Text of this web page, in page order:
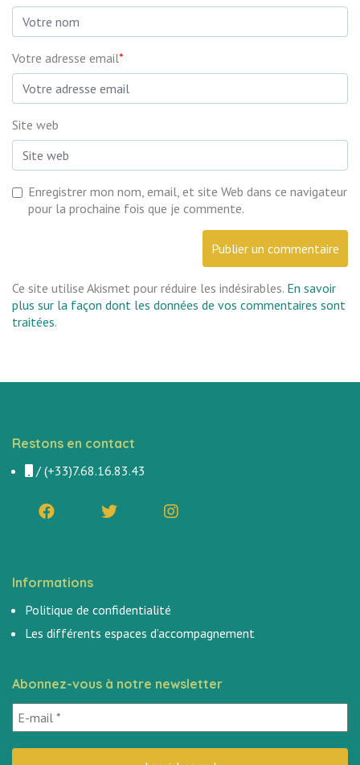
Votre adresse email*
Site web
Enregistrer mon nom, email, et site Web dans ce navigateur
pour la prochaine fois que je commente.
Ce site utilise Akismet pour réduire les indésirables. En savoir
plus sur la façon dont les données de vos commentaires sont
traitées.
Restons en contact
/ (+33)7.68.16.83.43
Informations
Politique de confidentialité
Les différents espaces d’accompagnement
Abonnez-vous à notre newsletter